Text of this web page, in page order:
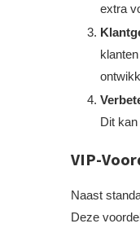
extra
Dit
VIP-
Naast
Deze